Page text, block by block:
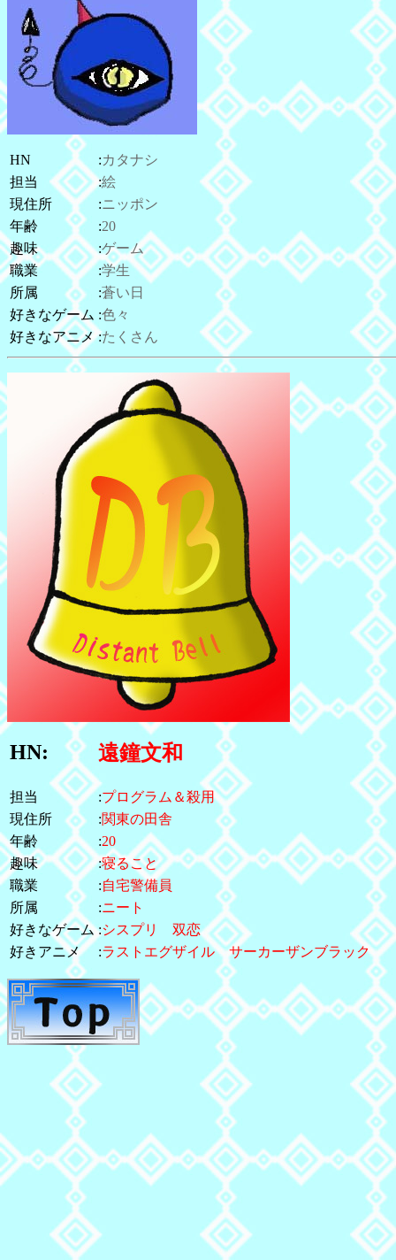
HN :カタナシ
担当
:絵
現住所
:ニッポン
年齢
:20
趣味
:ゲーム
職業
:学生
所属
:蒼い日
好きなゲーム :色々
好きなアニメ :たくさん
HN: 遠鐘文和
担当 :プログラム＆殺用
現住所
:関東の田舎
年齢
:20
趣味
:寝ること
職業
:自宅警備員
所属
:ニート
好きなゲーム :シスプリ 双恋
好きアニメ
:ラストエグザイル サーカーザンブラック